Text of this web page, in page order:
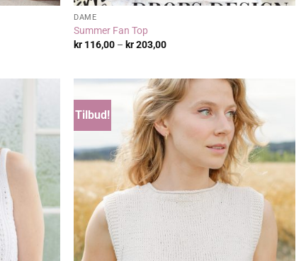
DAME
Summer Fan Top
kr 116,00 – kr203,00Prisområde:
Tilbud!